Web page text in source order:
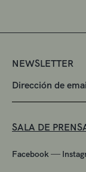
NEWSLETTER
SALA DE
Facebook —